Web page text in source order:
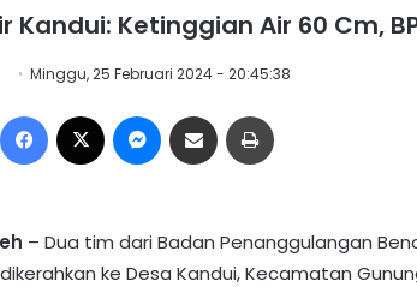
Kandui: Ketinggian Air 60 Cm,
Minggu, 25 Februari 2024 - 20:45:38
Facebook Messenger
Share via Email
– Dua tim dari Badan Penanggulangan
ke Desa Kandui, Kecamatan